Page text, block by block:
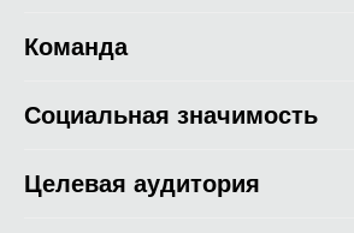
Команда
Социальная значимость
Целевая аудитория